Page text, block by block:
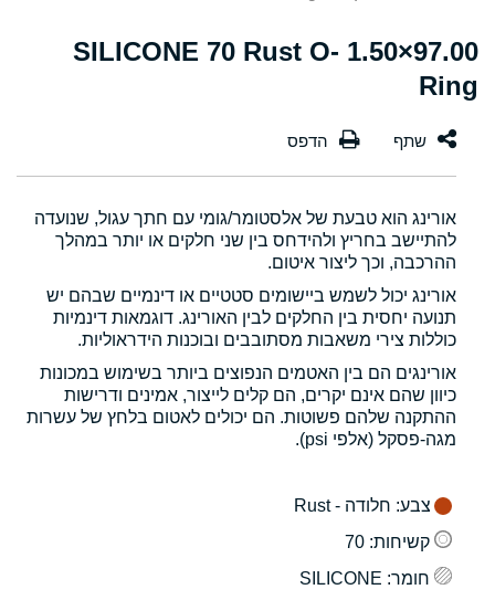
97.00×1.50 SILICONE 70 Rust O-
Ring
אורינג הוא טבעת של אלסטומר/גומי עם חתך עגול, שנועדה
להתיישב בחריץ ולהידחס בין שני חלקים או יותר במהלך
ההרכבה, וכך ליצור איטום.
אורינג יכול לשמש ביישומים סטטיים או דינמיים שבהם יש
תנועה יחסית בין החלקים לבין האורינג. דוגמאות דינמיות
כוללות צירי משאבות מסתובבים ובוכנות הידראוליות.
אורינגים הם בין האטמים הנפוצים ביותר בשימוש במכונות
כיוון שהם אינם יקרים, הם קלים לייצור, אמינים ודרישות
ההתקנה שלהם פשוטות. הם יכולים לאטום בלחץ של עשרות
מגה-פסקל (אלפי psi).
צבע: חלודה - Rust
קשיחות: 70
חומר: SILICONE